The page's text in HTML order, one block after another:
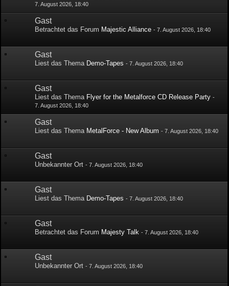
7. August 2026, 18:40
Gast
Betrachtet das Forum Majestic Alliance -7. August 2026, 18:40
Gast
Liest das Thema Demo-Tapes -7. August 2026, 18:40
Gast
Liest das Thema Flyer for the Metalforce CD Release Party -
7. August 2026, 18:40
Gast
Liest das Thema MetalForce - New Album -7. August 2026, 18:40
Gast
Unbekannter Ort-7. August 2026, 18:40
Gast
Liest das Thema Demo-Tapes -7. August 2026, 18:40
Gast
Betrachtet das Forum Majesty Talk -7. August 2026, 18:40
Gast
Unbekannter Ort-7. August 2026, 18:40